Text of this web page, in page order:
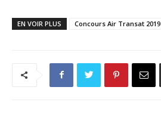
EN VOIR PLUS Concours Air Transat 2019